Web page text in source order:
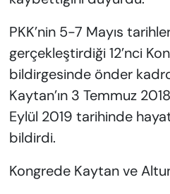
PKK’nin 5-7 Mayıs
gerçekleştirdiği 12’nci
bildirgesinde önder
Kaytan’ın 3 Temmuz
Eylül 2019 tarihinde
bildirdi.
Kongrede Kaytan ve
VAN VE DİYARBAKIR